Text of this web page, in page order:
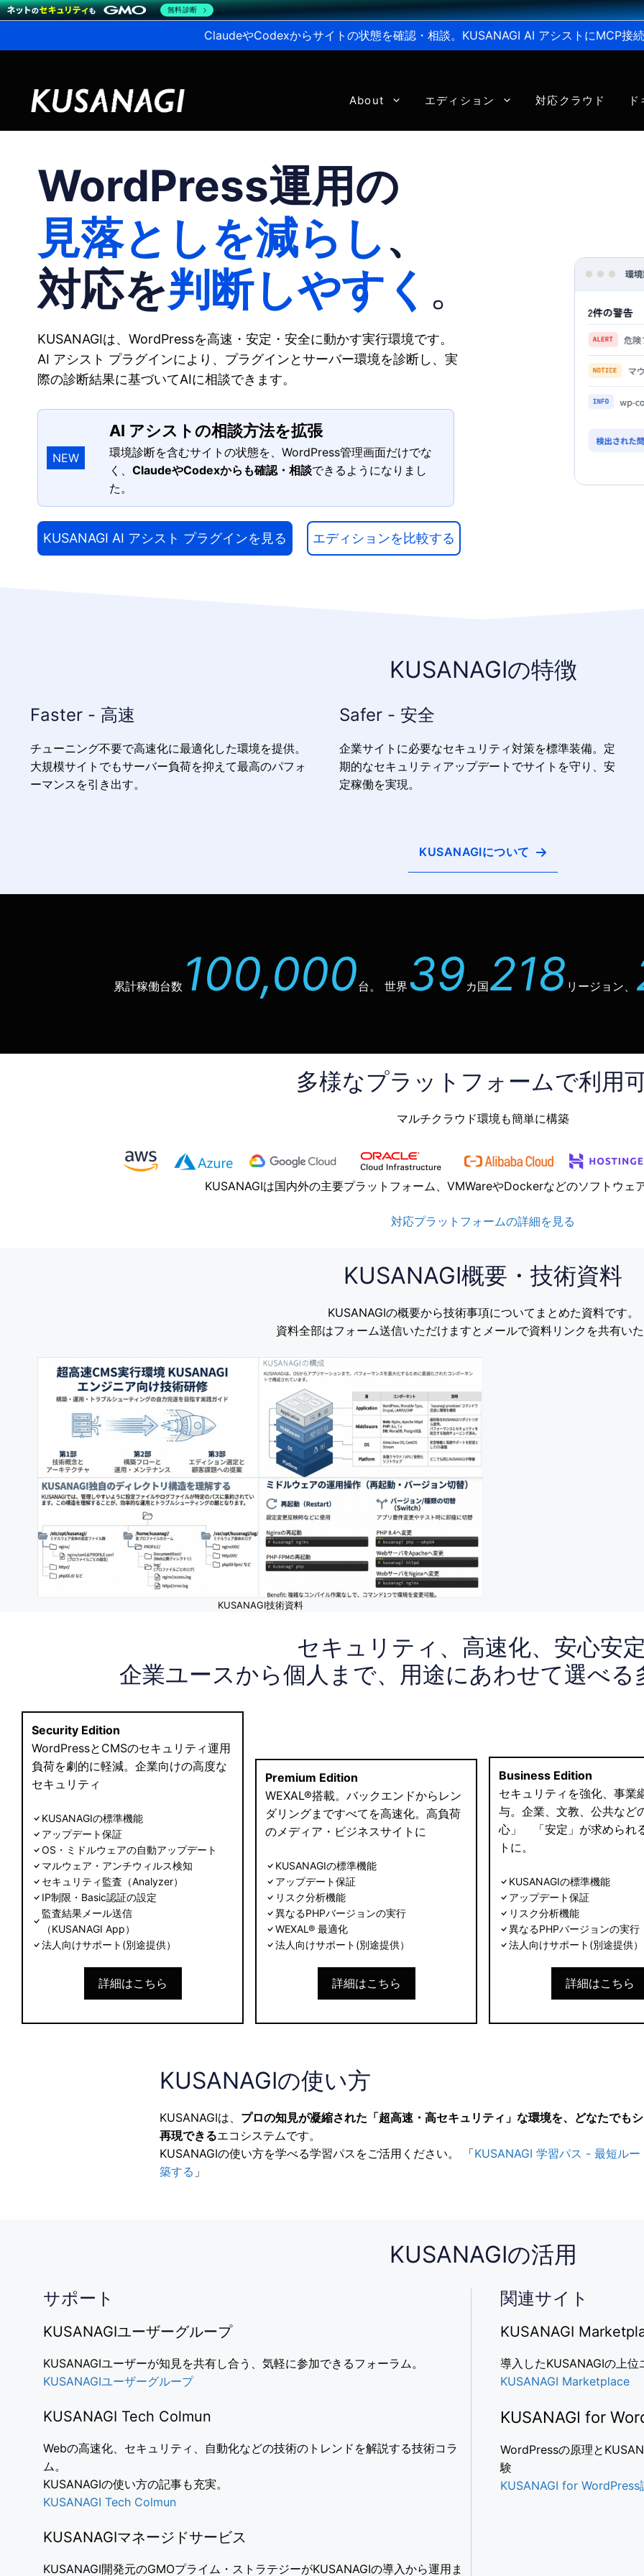
ClaudeやCodexからサイトの状態を確認・相談。KUSANAGI AI アシストにMCP接
About エディション 対応クラウド
WordPress運用の
見落としを減らし、
対応を判断しやすく 。
KUSANAGIは、WordPressを高速・安定・安全に動かす実行環境です。
AI アシスト プラグインにより、プラグインとサーバー環境を診断し、実
際の診断結果に基づいてAIに相談できます。
NEW
AI アシストの相談方法を拡張
環境診断を含むサイトの状態を、WordPress管理画面だけでな
く、 ClaudeやCodexからも確認・相談できるようになりまし
た。
KUSANAGI AI アシスト プラグインを見る エディションを比較する
KUSANAGIの特徴
Faster - 高速
チューニング不要で高速化に最適化した環境を提供。
大規模サイトでもサーバー負荷を抑えて最高のパフォ
ーマンスを引き出す。
Safer - 安全
企業サイトに必要なセキュリティ対策を標準装備。定
期的なセキュリティアップデートでサイトを守り、安
定稼働を実現。
KUSANAGIについて
累計稼働台数 100,000台。 世界 39 カ国218 リージョン、
多様なプラットフォームで利用
マルチクラウド環境も簡単に構築
KUSANAGIは国内外の主要プラットフォーム、VMWareやDockerなどのソフトウェ
対応プラットフォームの詳細を見る
KUSANAGI概要・技術資料
KUSANAGIの概要から技術事項についてまとめた資料です。
資料全部はフォーム送信いただけますとメールで資料リンクを共有い
KUSANAGI技術資料
セキュリティ、高速化、安心安
企業ユースから個人まで、用途にあわせて選べ
Security Edition
WordPressとCMSのセキュリティ運用
負荷を劇的に軽減。企業向けの高度な
セキュリティ
KUSANAGIの標準機能
アップデート保証
OS・ミドルウェアの自動アップデート
マルウェア・アンチウィルス検知
セキュリティ監査（Analyzer）
IP制限・Basic認証の設定
監査結果メール送信
（KUSANAGI App）
法人向けサポート(別途提供）
詳細はこちら
Premium Edition
WEXAL®搭載。バックエンドからレン
ダリングまですべてを高速化。高負荷
のメディア・ビジネスサイトに
KUSANAGIの標準機能
アップデート保証
リスク分析機能
異なるPHPバージョンの実行
WEXAL® 最適化
法人向けサポート(別途提供）
詳細はこちら
Business Edition
セキュリティを強化、事業
与。企業、文教、公共など
心」 「安定」が求められ
トに。
KUSANAGIの標準機能
アップデート保証
リスク分析機能
異なるPHPバージョンの実行
法人向けサポート(別途提供）
詳細はこちら
KUSANAGIの使い方
KUSANAGIは、 プロの知見が凝縮された「超高速・高セキュリティ」な環境を、どなたでも
再現できるエコシステムです。
KUSANAGIの使い方を学べる学習パスをご活用ください。 「KUSANAGI 学習パス - 最短ル
築する 」
KUSANAGIの活用
サポート
KUSANAGIユーザーグループ
KUSANAGIユーザーが知見を共有し合う、気軽に参加できるフォーラム。
KUSANAGIユーザーグループ
KUSANAGI Tech Colmun
Webの高速化、セキュリティ、自動化などの技術のトレンドを解説する技術コラ
ム。
KUSANAGIの使い方の記事も充実。
KUSANAGI Tech Colmun
KUSANAGIマネージドサービス
KUSANAGI開発元のGMOプライム・ストラテジーがKUSANAGIの導入から運用ま
関連サイト
KUSANAGI
導入したKUSANAGIの上
KUSANAGI Marketplace
KUSANAGI for
WordPressの原理と
験
KUSANAGI for WordPress
A-
無料診断